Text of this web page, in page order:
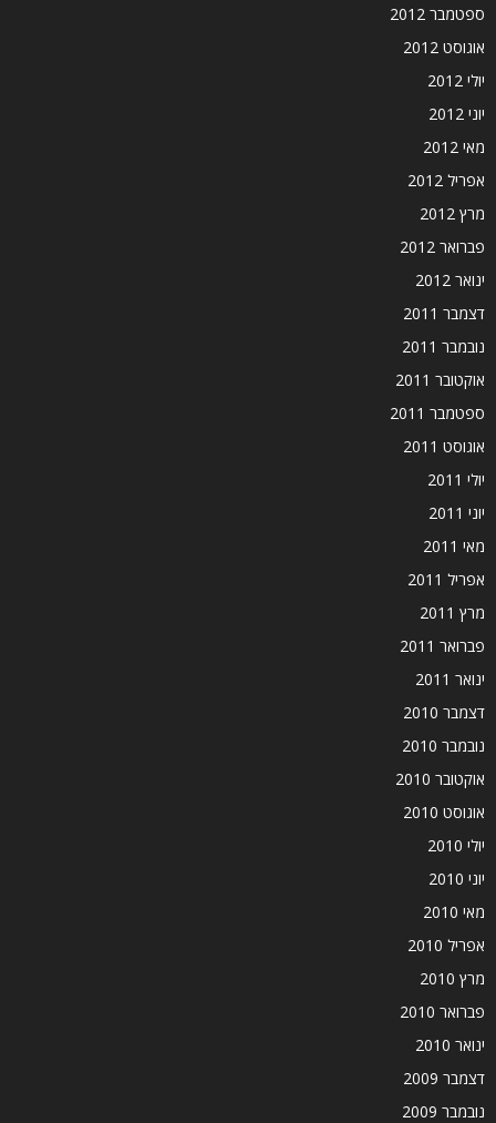
ספטמבר 2012
אוגוסט 2012
יולי 2012
יוני 2012
מאי 2012
אפריל 2012
מרץ 2012
פברואר 2012
ינואר 2012
דצמבר 2011
נובמבר 2011
אוקטובר 2011
ספטמבר 2011
אוגוסט 2011
יולי 2011
יוני 2011
מאי 2011
אפריל 2011
מרץ 2011
פברואר 2011
ינואר 2011
דצמבר 2010
נובמבר 2010
אוקטובר 2010
אוגוסט 2010
יולי 2010
יוני 2010
מאי 2010
אפריל 2010
מרץ 2010
פברואר 2010
ינואר 2010
דצמבר 2009
נובמבר 2009